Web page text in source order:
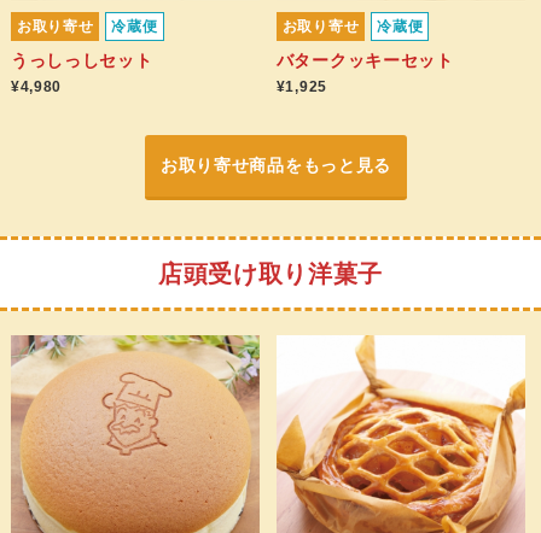
お取り寄せ 冷蔵便
うっしっしセット
¥4,980
お取り寄せ 冷蔵便
バタークッキーセット
¥1,925
お取り寄せ商品をもっと見る
店頭受け取り洋菓子